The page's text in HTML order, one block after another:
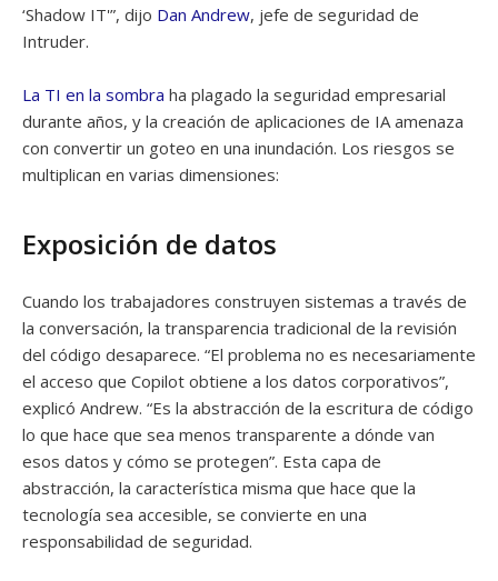
‘Shadow IT'”, dijo Dan Andrew, jefe de seguridad de
Intruder.
La TI en la sombra ha plagado la seguridad empresarial
durante años, y la creación de aplicaciones de IA amenaza
con convertir un goteo en una inundación. Los riesgos se
multiplican en varias dimensiones:
Exposición de datos
Cuando los trabajadores construyen sistemas a través de
la conversación, la transparencia tradicional de la revisión
del código desaparece. “El problema no es necesariamente
el acceso que Copilot obtiene a los datos corporativos”,
explicó Andrew. “Es la abstracción de la escritura de código
lo que hace que sea menos transparente a dónde van
esos datos y cómo se protegen”. Esta capa de
abstracción, la característica misma que hace que la
tecnología sea accesible, se convierte en una
responsabilidad de seguridad.